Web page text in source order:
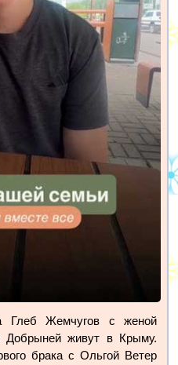
Глеб Жемчугов с женой
живут в Крыму.
брака с Ольгой Ветер